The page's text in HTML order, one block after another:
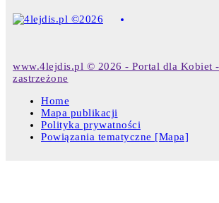
www.4lejdis.pl © 2026 - Portal dla Kobiet
zastrzeżone
Home
Mapa publikacji
Polityka prywatności
Powiązania tematyczne [Mapa]